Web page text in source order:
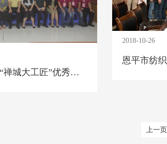
嘉谦公司获得今年“禅城大工匠”优秀团体组织荣誉
2018-10-26
上一页